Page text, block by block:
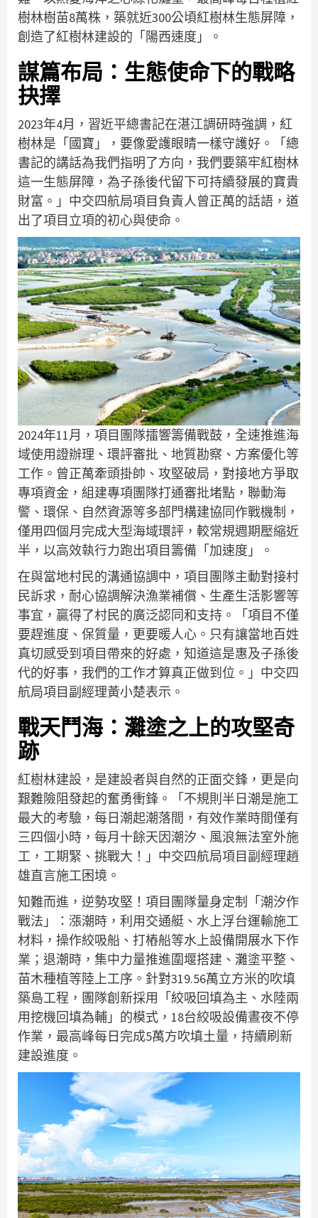
樹林樹苗8萬株，築就近300公頃紅樹林生態屏障，
創造了紅樹林建設的「陽西速度」。
謀篇布局：生態使命下的戰略
抉擇
2023年4月，習近平總書記在湛江調研時強調，紅
樹林是「國寶」，要像愛護眼睛一樣守護好。「總
書記的講話為我們指明了方向，我們要築牢紅樹林
這一生態屏障，為子孫後代留下可持續發展的寶貴
財富。」中交四航局項目負責人曾正萬的話語，道
出了項目立項的初心與使命。
2024年11月，項目團隊擂響籌備戰鼓，全速推進海
域使用證辦理、環評審批、地質勘察、方案優化等
工作。曾正萬牽頭掛帥、攻堅破局，對接地方爭取
專項資金，組建專項團隊打通審批堵點，聯動海
警、環保、自然資源等多部門構建協同作戰機制，
僅用四個月完成大型海域環評，較常規週期壓縮近
半，以高效執行力跑出項目籌備「加速度」。
在與當地村民的溝通協調中，項目團隊主動對接村
民訴求，耐心協調解決漁業補償、生產生活影響等
事宜，贏得了村民的廣泛認同和支持。「項目不僅
要趕進度、保質量，更要暖人心。只有讓當地百姓
真切感受到項目帶來的好處，知道這是惠及子孫後
代的好事，我們的工作才算真正做到位。」中交四
航局項目副經理黃小楚表示。
戰天鬥海：灘塗之上的攻堅奇
跡
紅樹林建設，是建設者與自然的正面交鋒，更是向
艱難險阻發起的奮勇衝鋒。「不規則半日潮是施工
最大的考驗，每日潮起潮落間，有效作業時間僅有
三四個小時，每月十餘天因潮汐、風浪無法室外施
工，工期緊、挑戰大！」中交四航局項目副經理趙
雄直言施工困境。
知難而進，逆勢攻堅！項目團隊量身定制「潮汐作
戰法」：漲潮時，利用交通艇、水上浮台運輸施工
材料，操作絞吸船、打樁船等水上設備開展水下作
業；退潮時，集中力量推進圍堰搭建、灘塗平整、
苗木種植等陸上工序。針對319.56萬立方米的吹填
築島工程，團隊創新採用「絞吸回填為主、水陸兩
用挖機回填為輔」的模式，18台絞吸設備晝夜不停
作業，最高峰每日完成5萬方吹填土量，持續刷新
建設進度。